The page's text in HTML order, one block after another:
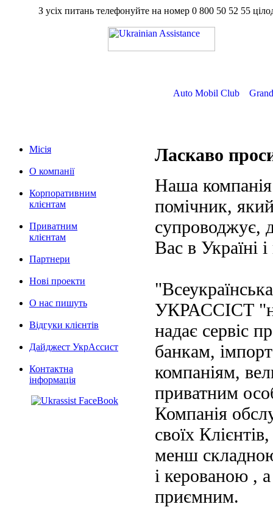
З усіх питань телефонуйте на номер 0 800 50 52 55
Auto Mobil Club
Місія
О компанії
Корпоративним
клієнтам
Приватним
клієнтам
Партнери
Нові проекти
О нас пишуть
Відгуки клієнтів
Дайджест УкрАссист
Контактна
інформація
Ласкаво
Наша
помічник,
супроводжує,
Вас в Україні
УКРАССІСТ
надає сервіс
банкам,
компаніям,
приватним
Компанія
своїх
менш
і керованою ,
приємним.